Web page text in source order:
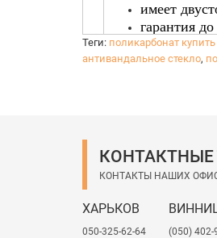
имеет
гарантия
отличная
Монолитный
Наши
Теги: поликарбонат
антивандальное стекло,
КОНТАКТЫ НАШИХ
ХАРЬКОВ
050-325-62-64
(050) 402-